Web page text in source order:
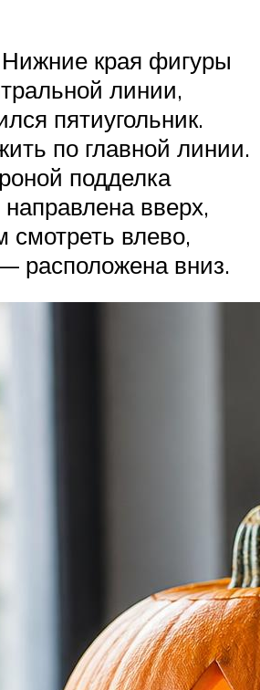
Нижние края фигуры
линии,
пятиугольник.
по главной линии.
подделка
вверх,
смотреть влево,
расположена вниз.